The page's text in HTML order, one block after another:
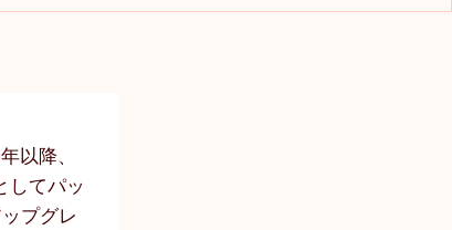
以降、
してパッ
プグレ